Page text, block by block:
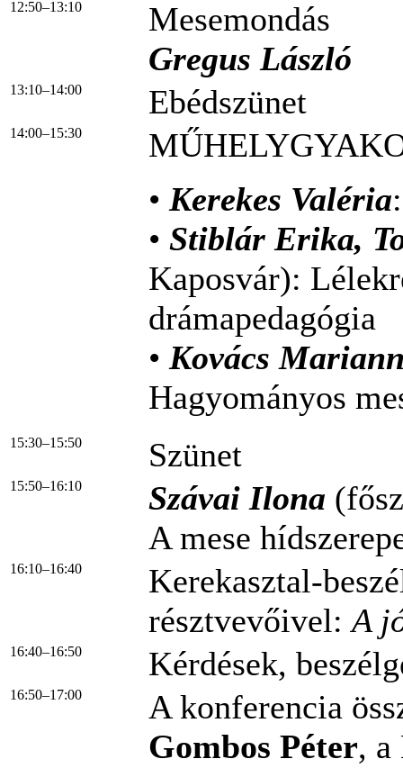
12:50–13:10
Mesemondás
Gregus László
13:10–14:00 Ebédszünet
14:00–15:30
• Kerekes Valéria
• Stiblár Erika,
Kaposvár):
drámapedagógia
• Kovács
Hagyományos
15:30–15:50 Szünet
15:50–16:10 Szávai Ilona
A mese
16:10–16:40
Kerekasztal-
résztvevőivel:A
16:40–16:50 Kérdések,
16:50–17:00
A konferencia
Gombos Péter, a